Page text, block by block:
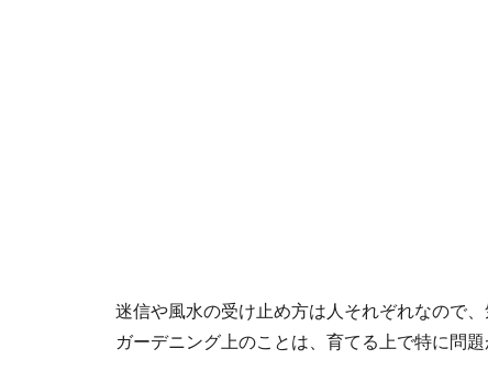
迷信や風水の受け止め方は人それぞれなので
ガーデニング上のことは、育てる上で特に問